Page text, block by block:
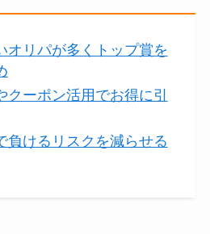
オリパが多くトップ賞を
クーポン活用でお得に引
負けるリスクを減らせる